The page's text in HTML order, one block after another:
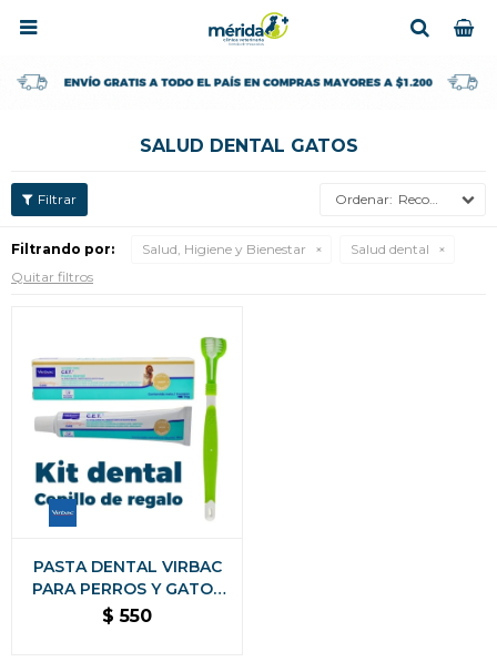

SALUD DENTAL GATOS
Recomendados
Filtrando por: Salud, Higiene y Bienestar
Salud dental
Quitar filtros
PASTA DENTAL VIRBAC
PARA PERROS Y GATOS
KIT CON CEPILLO DE
$ 550